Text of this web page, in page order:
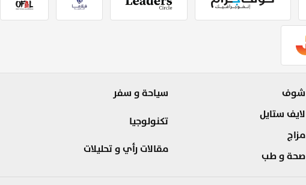
شوف
لايف ستايل
مزاج
صحة و طب
سياحة و سفر
تكنولوجيا
مقالات رأي و تحليلات